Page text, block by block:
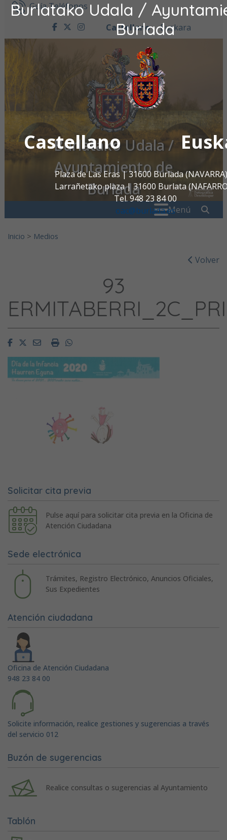
Burlatako Udala /
Burlada
Castellano
Plaza de Las Eras | 31600 Burlada (NAVARRA)
Larrañetako plaza | 31600 Burlata
Tel. 948 23 84 00
oac@burlada.es
Ir al contenidoGuía Teléfonos
facebook
twitter
instagram
Castellano Euskara
Burlatako Udala /
Ayuntamiento de
Burlada
Menú
Inicio > Medios
Volver
93
FacebookTwitterEmailImprimirWhatsapp
Solicitar cita previa
Pulse aquí para solicitar cita previa en la Oficina de
Atención Ciudadana
Sede electrónica
Trámites, Registro Electrónico, Anuncios Oficiales,
Sus Expedientes
Atención ciudadana
Oficina de Atención Ciudadana
948 23 84 00
Solicite información, realice gestiones y sugerencias a través
del servicio 012
Buzón de sugerencias
Realice consultas o sugerencias al Ayuntamiento
Tablón